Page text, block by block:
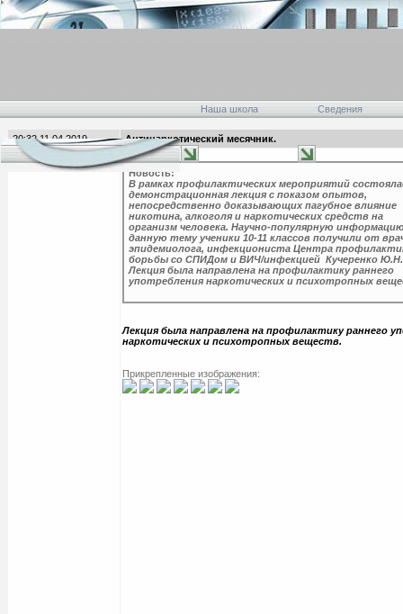
Наша школа Сведения
20:32 11.04.2019
Антинаркотический месячник.
Новость:
В рамках профилактических мероприятий
демонстрационная лекция с показом опытов,
непосредственно доказывающих пагубное влияние
никотина, алкоголя и наркотических средств на
организм человека. Научно-популярную
данную тему ученики 10-11 классов получили от
эпидемиолога, инфекциониста Центра
борьбы со СПИДом и ВИЧ/инфекцией Кучеренко Ю.Н.
Лекция была направлена на профилактику раннего
употребления наркотических и психотропных
Лекция была направлена на профилактику раннего
наркотических и психотропных веществ.
Прикрепленные изображения: